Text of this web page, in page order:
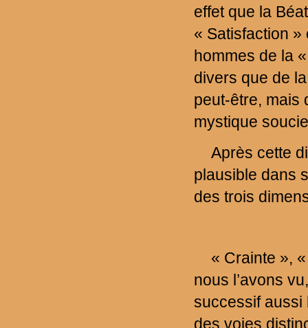
effet que la
« Satisfaction
hommes de la
divers que de
peut-être, mais
mystique
Après cette
plausible dans
des trois
« Crainte »,
nous l’avons
successif aussi
des voies